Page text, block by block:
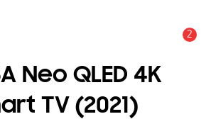
2
Neo QLED 4K
TV (2021)